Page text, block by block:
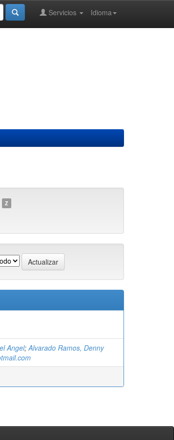
Idioma
Servicios
Z
Angel;Alvarado Ramos, Denny